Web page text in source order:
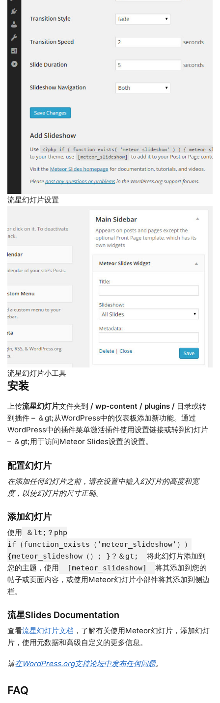
流星幻灯片设置
流星幻灯片小工具
安装
上传流星幻灯片文件夹到 / wp-content / plugins / 目录或转
到插件 – ＆gt;从WordPress中的仪表板添加新功能。通过
WordPress中的插件菜单激活插件使用设置链接或转到幻灯片
– ＆gt;用于访问Meteor Slides设置的设置。
配置幻灯片
在添加任何幻灯片之前，请在设置中输入幻灯片的高度和宽
度，以使幻灯片的尺寸正确。
添加幻灯片
使用
＆lt;？php
if（function_exists（'meteor_slideshow'））
{meteor_slideshow（）; }？＆gt;
将此幻灯片添加到
您的主题，使用
[meteor_slideshow]
将其添加到您的
帖子或页面内容，或使用Meteor幻灯片小部件将其添加到侧边
栏。
流星Slides Documentation
查看流星幻灯片文档 ，了解有关使用Meteor幻灯片，添加幻灯
片，使用元数据和高级自定义的更多信息。
请在WordPress.org支持论坛中发布任何问题。
FAQ